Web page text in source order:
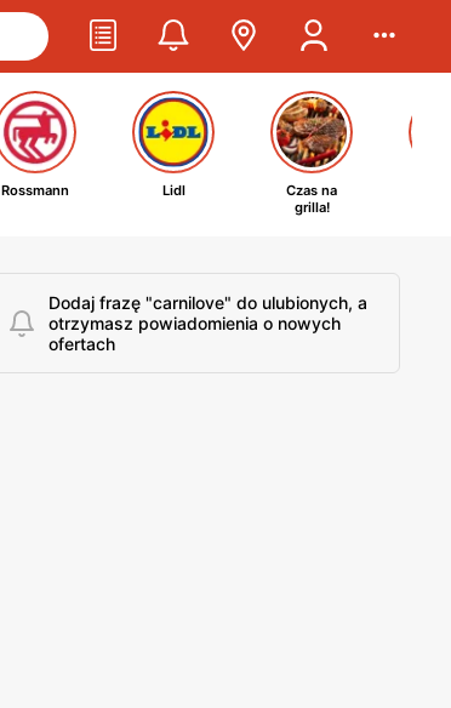
Rossmann Lidl
Czas na
grilla!
Dodaj frazę "carnilove" do ulubionych, a
otrzymasz powiadomienia o nowych
ofertach